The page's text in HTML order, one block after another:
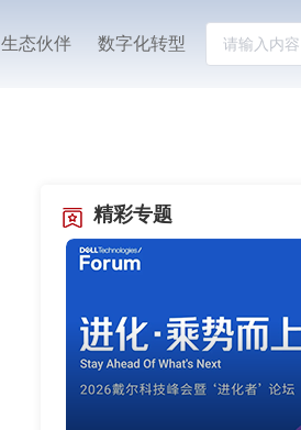
生态伙伴 数字化转型
精彩专题